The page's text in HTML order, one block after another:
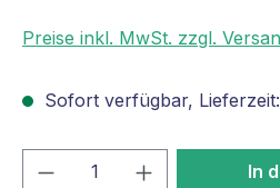
Preise inkl. MwSt. zzgl.
Sofort verfügbar,
Produkt Anzahl: In